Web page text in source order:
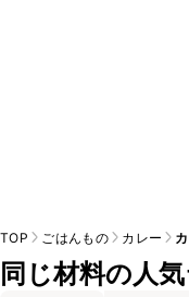
TOP ごはんもの カレー
同じ材料の人